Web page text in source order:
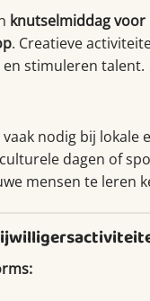
knutselmiddag
. Creatieve
stimuleren talent.
nodig bij lokale
dagen of
mensen te leren